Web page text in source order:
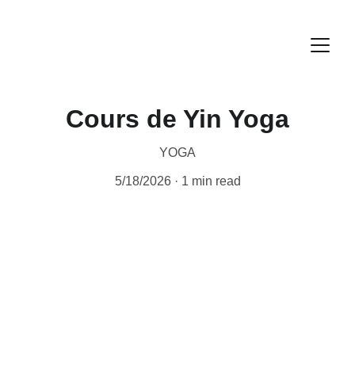
Cours de Yin Yoga
YOGA
5/18/2026 1 min read